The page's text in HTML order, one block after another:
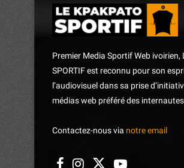
Premier Media Sportif Web ivoirien,
SPORTIF est reconnu pour son
l’audiovisuel dans sa prise
médias web préféré des
Contactez-nous via notre email